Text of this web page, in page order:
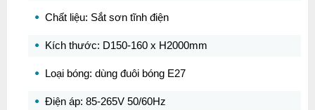
Chất liệu: Sắt sơn tĩnh điện
Kích thước: D150-160 x H2000mm
Loại bóng: dùng đuôi bóng E27
Điện áp: 85-265V 50/60Hz